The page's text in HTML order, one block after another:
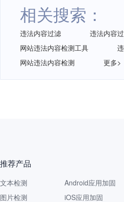
相关搜索：
违法内容过滤 违法内容
网站违法内容检测工具
网站违法内容检测
更多>
推荐产品
文本检测
图片检测
Android应用加固
iOS应用加固